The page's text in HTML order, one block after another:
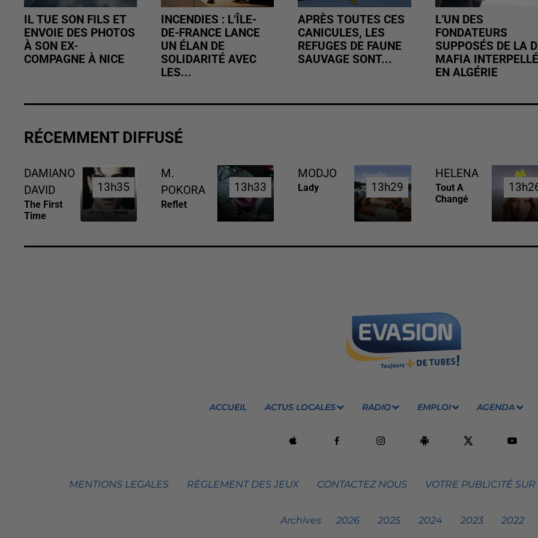
IL TUE SON FILS ET
ENVOIE DES PHOTOS
À SON EX-
COMPAGNE À NICE
INCENDIES : L’ÎLE-
DE-FRANCE LANCE
UN ÉLAN DE
SOLIDARITÉ AVEC
LES...
APRÈS TOUTES CES
CANICULES, LES
REFUGES DE FAUNE
SAUVAGE SONT...
L’UN DES
FONDATEURS
SUPPOSÉS DE LA
MAFIA INTERPELLÉ
EN ALGÉRIE
RÉCEMMENT DIFFUSÉ
DAMIANO
DAVID
The First
Time
13h35
13h35
M.
POKORA
Reflet
13h33
13h33
MODJO
Lady 13h29
13h29
HELENA
Tout A
Changé
ACCUEIL ACTUS LOCALES RADIO EMPLOI AGENDA
MENTIONS LEGALES RÈGLEMENT DES JEUX CONTACTEZ NOUS VOTRE PUBLICITÉ
Archives 2026 2025 2024 2023 2022